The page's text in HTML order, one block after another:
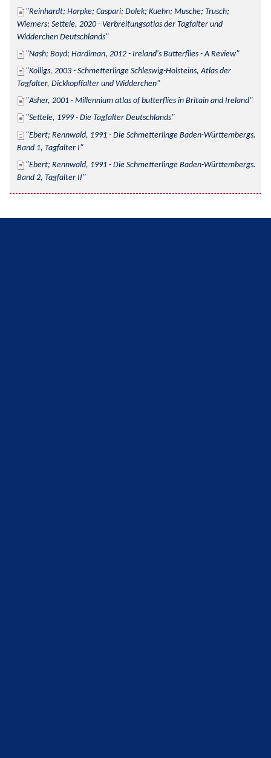
Reinhardt; Harpke; Caspari; Dolek; Kuehn; Musche; Trusch;
Wiemers; Settele, 2020 - Verbreitungsatlas der Tagfalter und
Widderchen Deutschlands
Nash; Boyd; Hardiman, 2012 - Ireland's Butterflies - A Review
Kolligs, 2003 - Schmetterlinge Schleswig-Holsteins, Atlas der
Tagfalter, Dickkopffalter und Widderchen
Asher, 2001 - Millennium atlas of butterflies in Britain and Ireland
Settele, 1999 - Die Tagfalter Deutschlands
Ebert; Rennwald, 1991 - Die Schmetterlinge Baden-Württembergs.
Band 1, Tagfalter I
Ebert; Rennwald, 1991 - Die Schmetterlinge Baden-Württembergs.
Band 2, Tagfalter II